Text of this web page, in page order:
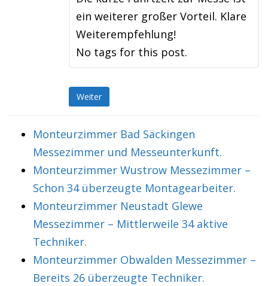
ein weiterer großer Vorteil. Klare
Weiterempfehlung!
No tags for this post.
Weiter
Monteurzimmer Bad Säckingen
Messezimmer und Messeunterkunft.
Monteurzimmer Wustrow Messezimmer –
Schon 34 überzeugte Montagearbeiter.
Monteurzimmer Neustadt Glewe
Messezimmer – Mittlerweile 34 aktive
Techniker.
Monteurzimmer Obwalden Messezimmer –
Bereits 26 überzeugte Techniker.